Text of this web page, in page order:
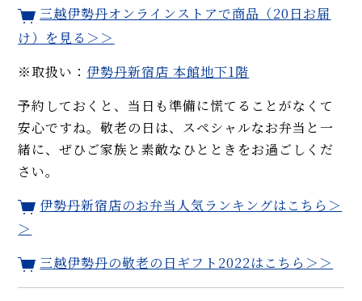
三越伊勢丹オンラインストアで商品（20日お届
け）を見る＞＞
※取扱い： 伊勢丹新宿店 本館地下1階
予約しておくと、当日も準備に慌てることがなくて
安心ですね。敬老の日は、スペシャルなお弁当と一
緒に、ぜひご家族と素敵なひとときをお過ごしくだ
さい。
伊勢丹新宿店のお弁当人気ランキングはこちら＞
＞
三越伊勢丹の敬老の日ギフト2022はこちら＞＞